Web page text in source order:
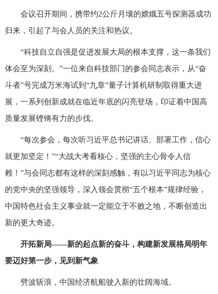
会议召开期间，携带约2公斤月壤的嫦娥五号探测器成功
归来，引起了与会人员的关注和热议。
“科技自立自强是促进发展大局的根本支撑，这一条我们
体会至为深刻。”一位来自科技部门的参会同志表示，从“奋
斗者”号完成万米海试到“九章”量子计算机研制取得重大进
展，一系列创新成就在临近年底的闪亮登场，印证着中国高
质量发展铿锵有力的步伐。
“每次参会，每次听习近平总书记讲话、部署工作，信心
就更加坚定！”“大战大考看核心，坚强的主心骨令人信
赖！”与会同志都有这样的深刻感触，有以习近平同志为核心
的党中央的坚强领导，深入领会贯彻“五个根本”规律经验，
中国特色社会主义事业就一定能立于不败之地，不断创造出
新的更大奇迹。
开拓新局——新的起点新的奋斗，构建新发展格局明年
要迈好第一步，见到新气象
劈波斩浪，中国经济航船驶入新的壮阔海域。